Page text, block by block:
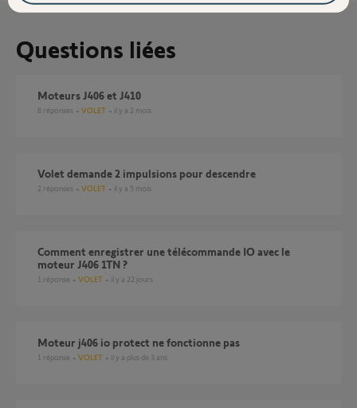
Questions liées
Moteurs J406 et J410
8 réponses VOLET il y a 2 mois
Volet demande 2 impulsions pour descendre
2 réponses VOLET il y a 5 mois
comment enregistrer une télécommande IO avec le
moteur J406 1TN ?
1 réponse VOLET il y a 22 jours
Moteur j406 io protect ne fonctionne pas
1 réponse VOLET il y a plus de 3 ans